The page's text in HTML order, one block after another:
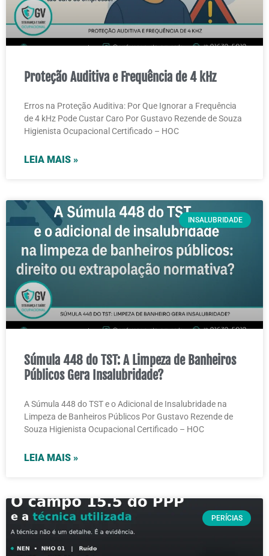
Proteção Auditiva e Frequência de 4 kHz
Erros na Proteção Auditiva: Por Que Ignorar a Frequência
de 4 kHz Pode Custar Caro Por Gustavo Rezende de Souza
Higienista Ocupacional Certificado – HOC
LEIA MAIS »
INSALUBRIDADE
Súmula 448 do TST: A Limpeza de Banheiros
Públicos Gera Insalubridade?
A Súmula 448 do TST e o Adicional de Insalubridade na
Limpeza de Banheiros Públicos Por Gustavo Rezende de
Souza Higienista Ocupacional Certificado – HOC
LEIA MAIS »
PERÍCIAS